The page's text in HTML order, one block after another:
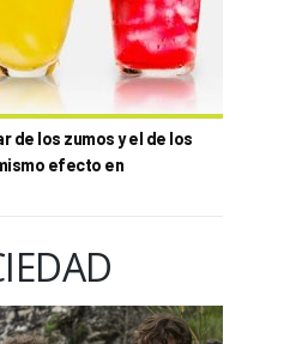
de los zumos y el de los
efecto en